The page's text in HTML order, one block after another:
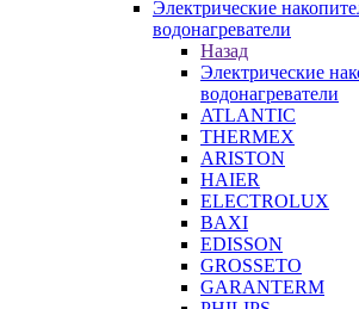
Электрические
водонагреватели
Назад
Электрические
водонагреватели
ATLANTIC
THERMEX
ARISTON
HAIER
ELECTROLUX
BAXI
EDISSON
GROSSETO
GARANTERM